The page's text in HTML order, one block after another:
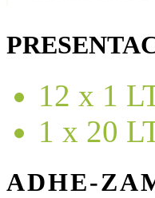
12 x 1
1 x 20
ADHE-